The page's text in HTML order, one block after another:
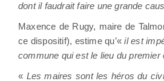
dont il faudrait faire une grande
Maxence de Rugy, maire de
ce dispositif), estime qu’«il est
commune qui est le lieu du
« Les maires sont les héros du